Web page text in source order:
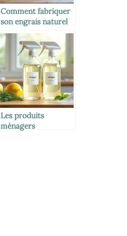
Comment fabriquer
son engrais naturel
Les produits
ménagers